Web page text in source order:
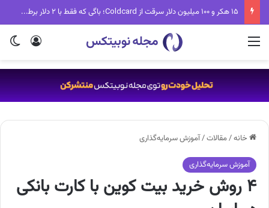
تب جدید دنیای کریپتو؛ Fake World Assets چیست و چرا همه درباره آن حرف می‌زنند؟
ورود منو
خانه/مقالات/آموزش سرمایه‌گذاری
آموزش سرمایه‌گذاری
۴ روش خرید بیت کوین با کارت بانکی